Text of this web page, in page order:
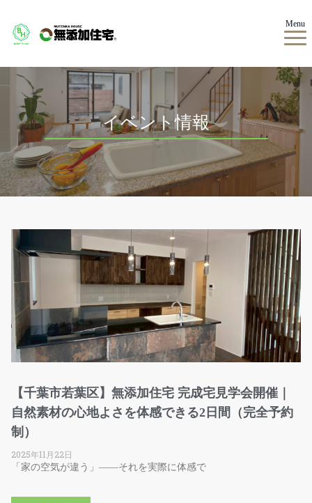
Menu
イベント情報
【千葉市若葉区】無添加住宅 完成宅見学会開催｜
自然素材の心地よさを体感できる2日間（完全予約
制）
2025年11月22日
「家の空気が違う」——それを実際に体感で